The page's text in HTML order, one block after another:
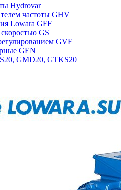
Hydrovar
частоты GHV
Lowara GFF
GS
GVF
GEN
GMD20, GTKS20